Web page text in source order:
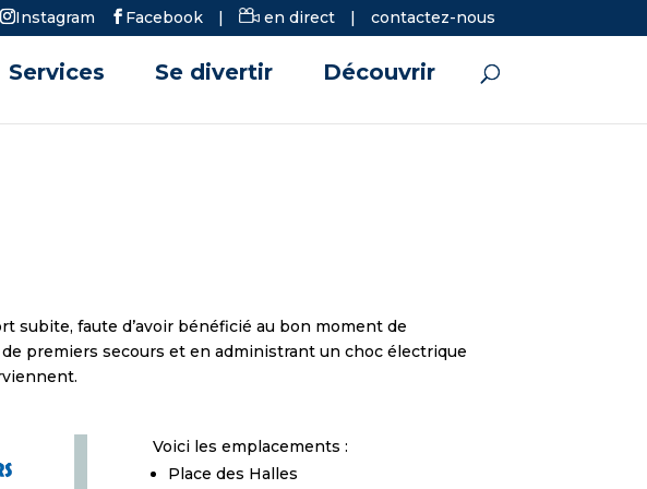
Instagram Facebook | en direct | contactez-nous
Services Se divertir Découvrir
subite, faute d’avoir bénéficié au bon moment de
premiers secours et en administrant un choc électrique
Voici les emplacements :
Place des Halles